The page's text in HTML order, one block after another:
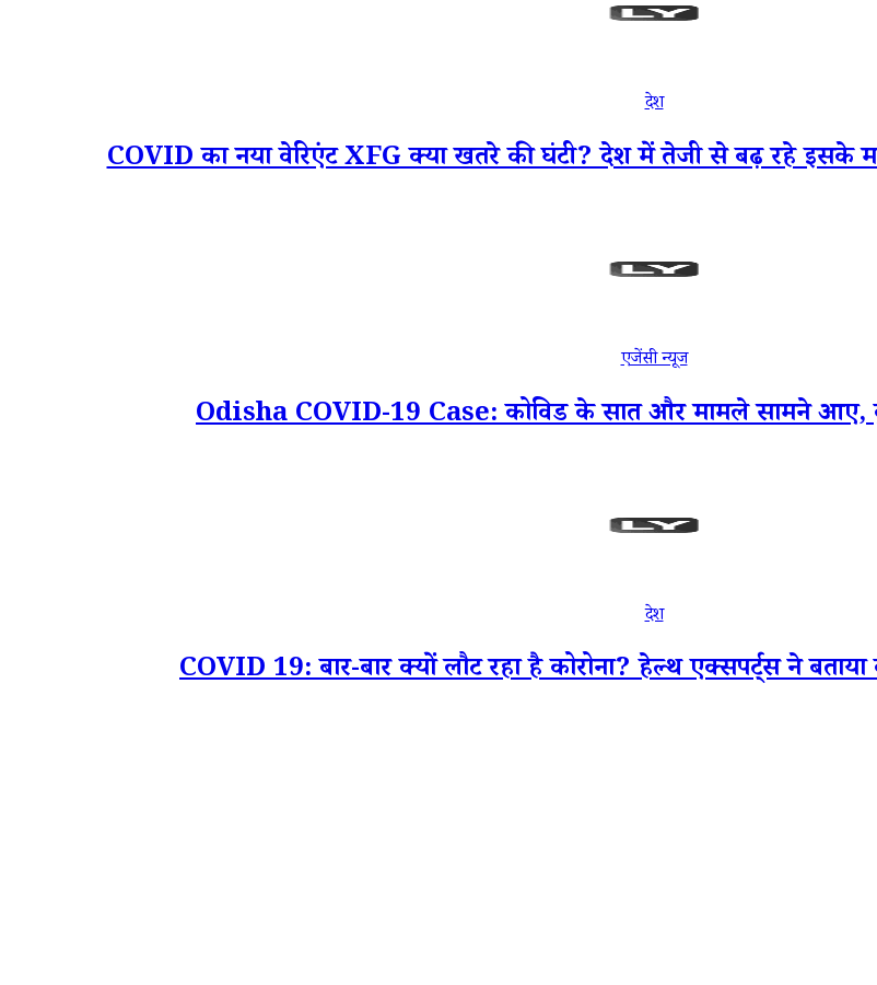
देश
COVID का नया वेरिएंट XFG क्या खतरे की घंटी? देश में तेजी से बढ़ रहे इसके
एजेंसी न्यूज
Odisha COVID-19 Case: कोविड के सात और मामले सामने
देश
COVID 19: बार-बार क्यों लौट रहा है कोरोना? हेल्थ एक्सपर्ट्स ने